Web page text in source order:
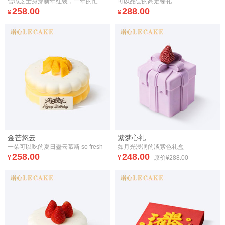
¥258.00
¥288.00
金芒悠云
一朵可以吃的夏日鎏云慕斯 so fresh
¥258.00
紫梦心礼
如月光浸润的淡紫色礼盒
¥248.00 原价¥288.00